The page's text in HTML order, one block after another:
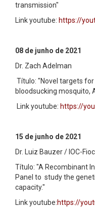
transmission"
Link youtube: https://
08 de junho de 2021
Dr. Zach Adelman
Título: "Novel targets
bloodsucking mosquito,
Link youtube: https://
15 de junho de 2021
Dr. Luiz Bauzer / IOC-
Título: "A Recombinant
Panel to study the
capacity."
Link youtube:https://